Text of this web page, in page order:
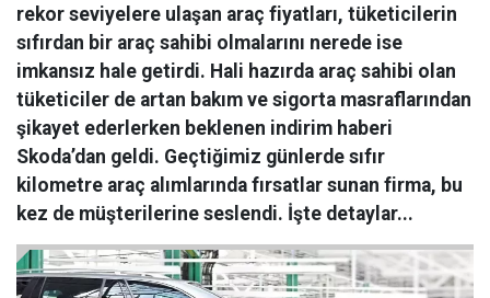
rekor seviyelere ulaşan araç fiyatları, tüketicilerin
sıfırdan bir araç sahibi olmalarını nerede ise
imkansız hale getirdi. Hali hazırda araç sahibi olan
tüketiciler de artan bakım ve sigorta masraflarından
şikayet ederlerken beklenen indirim haberi
Skoda’dan geldi. Geçtiğimiz günlerde sıfır
kilometre araç alımlarında fırsatlar sunan firma, bu
kez de müşterilerine seslendi. İşte detaylar...